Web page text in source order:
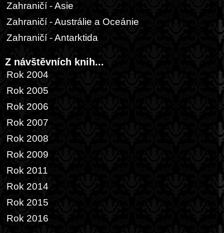
Zahraničí - Asie
Zahraničí - Austrálie a Oceánie
Zahraničí - Antarktida
Z návštěvních knih...
Rok 2004
Rok 2005
Rok 2006
Rok 2007
Rok 2008
Rok 2009
Rok 2011
Rok 2014
Rok 2015
Rok 2016